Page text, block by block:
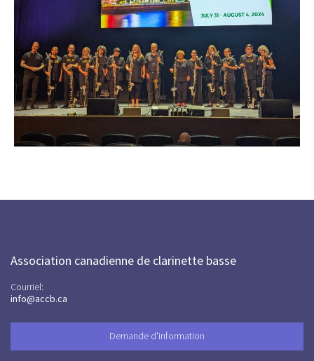
Association canadienne de clarinette basse
Courriel:
info@accb.ca
Demande d'information